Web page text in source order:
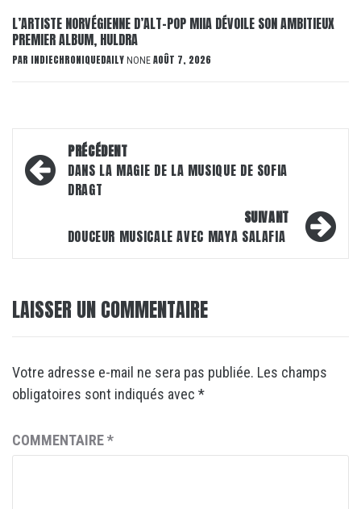
L’ARTISTE NORVÉGIENNE D’ALT-POP MIIA DÉVOILE SON AMBITIEUX
PREMIER ALBUM, HULDRA
PAR INDIECHRONIQUEDAILY NONE AOÛT 7, 2026
Navigation
d’article
PRÉCÉDENT
DANS LA MAGIE DE LA MUSIQUE DE SOFIA
DRAGT
SUIVANT
DOUCEUR MUSICALE AVEC MAYA SALAFIA
LAISSER UN COMMENTAIRE
Votre adresse e-mail ne sera pas publiée. Les champs
obligatoires sont indiqués avec *
COMMENTAIRE*